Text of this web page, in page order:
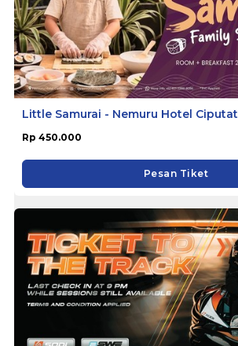
Little Samurai - Nemuru Hotel Ciputat
Rp 450.000
Pesan Tiket